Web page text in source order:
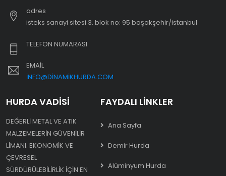
adres
i̇steks sanayi sitesi 3. blok no: 95 başakşehir/i̇stanbul
TELEFON NUMARASI
EMAIL
INFO@DINAMIKHURDA.COM
HURDA VADISI
DEĞERLI METAL VE ATIK
MALZEMELERIN GÜVENILIR
LIMANI. EKONOMIK VE
ÇEVRESEL
SÜRDÜRÜLEBILIRLIK IÇIN EN
FAYDALI LINKLER
Ana Sayfa
Demir Hurda
Alüminyum Hurda